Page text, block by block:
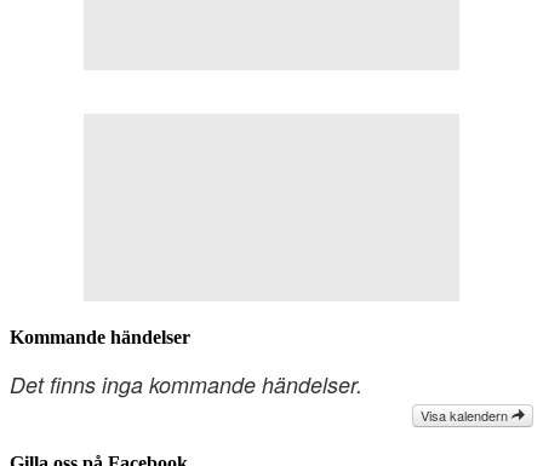
Kommande händelser
Det finns inga kommande händelser.
Visa kalendern